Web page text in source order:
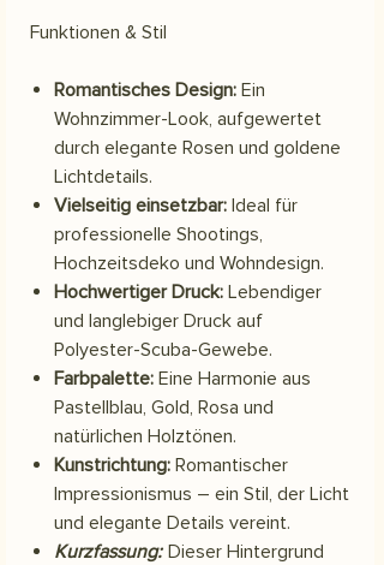
Funktionen & Stil
Romantisches Design: Ein
Wohnzimmer-Look, aufgewertet
durch elegante Rosen und goldene
Lichtdetails.
Vielseitig einsetzbar: Ideal für
professionelle Shootings,
Hochzeitsdeko und Wohndesign.
Hochwertiger Druck: Lebendiger
und langlebiger Druck auf
Polyester-Scuba-Gewebe.
Farbpalette: Eine Harmonie aus
Pastellblau, Gold, Rosa und
natürlichen Holztönen.
Kunstrichtung: Romantischer
Impressionismus – ein Stil, der Licht
und elegante Details vereint.
Kurzfassung: Dieser Hintergrund